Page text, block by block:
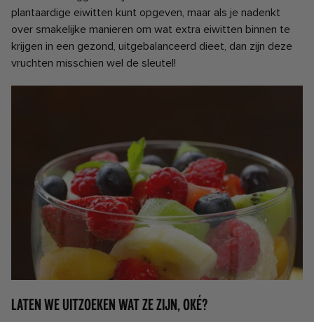
plantaardige eiwitten kunt opgeven, maar als je nadenkt
over smakelijke manieren om wat extra eiwitten binnen te
krijgen in een gezond, uitgebalanceerd dieet, dan zijn deze
vruchten misschien wel de sleutel!
Laten we uitzoeken wat ze zijn, oké?